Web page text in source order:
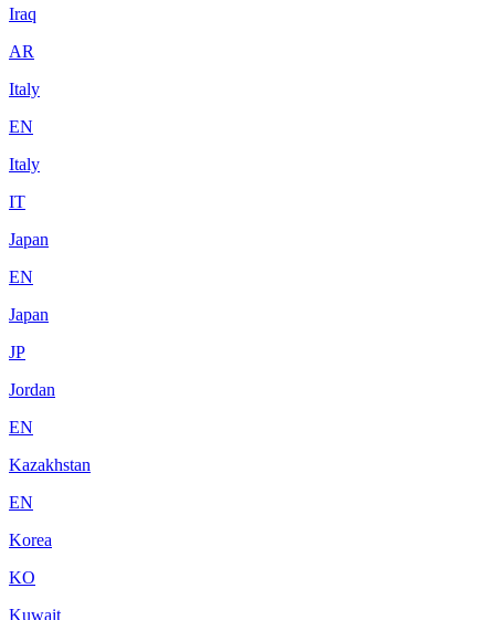
Iraq
AR
Italy
EN
Italy
IT
Japan
EN
Japan
JP
Jordan
EN
Kazakhstan
EN
Korea
KO
Kuwait